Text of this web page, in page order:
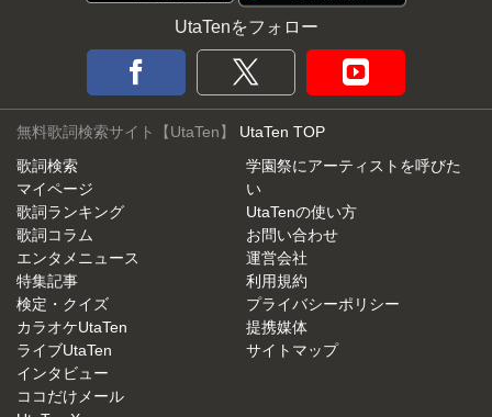
UtaTenをフォロー
無料歌詞検索サイト【UtaTen】 UtaTen TOP
歌詞検索
マイページ
歌詞ランキング
歌詞コラム
エンタメニュース
特集記事
検定・クイズ
カラオケUtaTen
ライブUtaTen
インタビュー
ココだけメール
学園祭にアーティストを呼びた
い
UtaTenの使い方
お問い合わせ
運営会社
利用規約
プライバシーポリシー
提携媒体
サイトマップ